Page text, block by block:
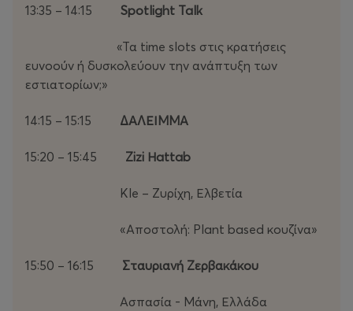
13:35 – 14:15 Spotlight Talk
«Τα time slots στις κρατήσεις
ευνοούν ή δυσκολεύουν την ανάπτυξη των
εστιατορίων;»
14:15 – 15:15 ΔΑΛΕΙΜΜΑ
15:20 – 15:45 Ζizi Ηattab
Kle – Ζυρίχη, Ελβετία
«Αποστολή: Plant based κουζίνα»
15:50 – 16:15 Σταυριανή Ζερβακάκου
Ασπασία - Μάνη, Ελλάδα